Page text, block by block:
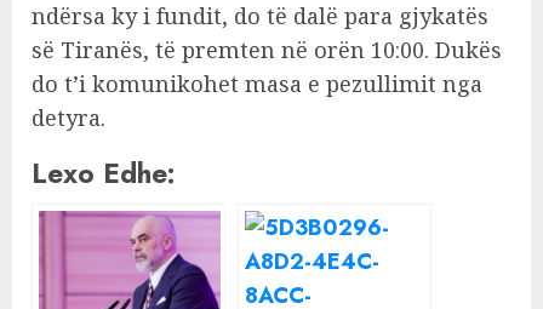
ndërsa ky i fundit, do të dalë para gjykatës
së Tiranës, të premten në orën 10:00. Dukës
do t’i komunikohet masa e pezullimit nga
detyra.
Lexo Edhe: